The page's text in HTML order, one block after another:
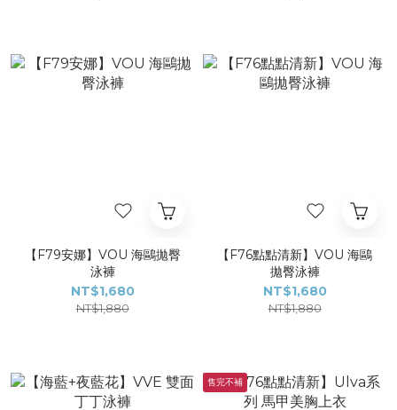
【F79安娜】VOU 海鷗拋臀
泳褲
NT$1,680
NT$1,880
【F76點點清新】VOU 海鷗
拋臀泳褲
NT$1,680
NT$1,880
售完不補